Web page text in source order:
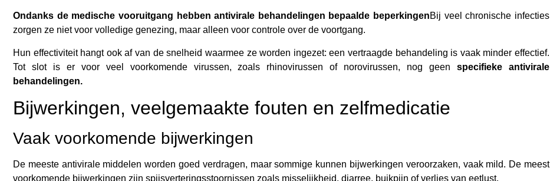
Ondanks de medische vooruitgang hebben antivirale behandelingen bepaalde beperkingenBij veel chronische infecties
zorgen ze niet voor volledige genezing, maar alleen voor controle over de voortgang.
Hun effectiviteit hangt ook af van de snelheid waarmee ze worden ingezet: een vertraagde behandeling is vaak minder effectief.
Tot slot is er voor veel voorkomende virussen, zoals rhinovirussen of norovirussen, nog geenspecifieke antivirale
behandelingen.
Bijwerkingen, veelgemaakte fouten en zelfmedicatie
Vaak voorkomende bijwerkingen
De meeste antivirale middelen worden goed verdragen, maar sommige kunnen bijwerkingen veroorzaken, vaak mild. De meest
voorkomende bijwerkingen zijn spijsverteringsstoornissen zoals misselijkheid, diarree, buikpijn of verlies van eetlust.